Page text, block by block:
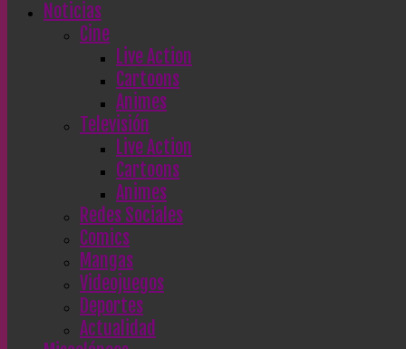
Noticias
Cine
Live Action
Cartoons
Animes
Televisión
Live Action
Cartoons
Animes
Redes Sociales
Comics
Mangas
Videojuegos
Deportes
Actualidad